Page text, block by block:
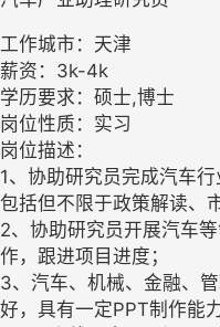
工作城市：天津
薪资：3k-4k
学历要求：硕士,博士
岗位性质：实习
岗位描述：
1、协助研究员完成汽车
包括但不限于政策解读、
2、协助研究员开展汽车
作，跟进项目进度；
3、汽车、机械、金融、
好，具有一定PPT制作能力